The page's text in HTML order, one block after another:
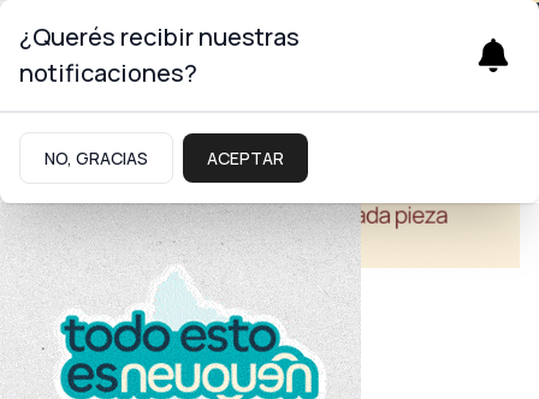
¿Querés recibir nuestras
notificaciones?
NO, GRACIAS ACEPTAR